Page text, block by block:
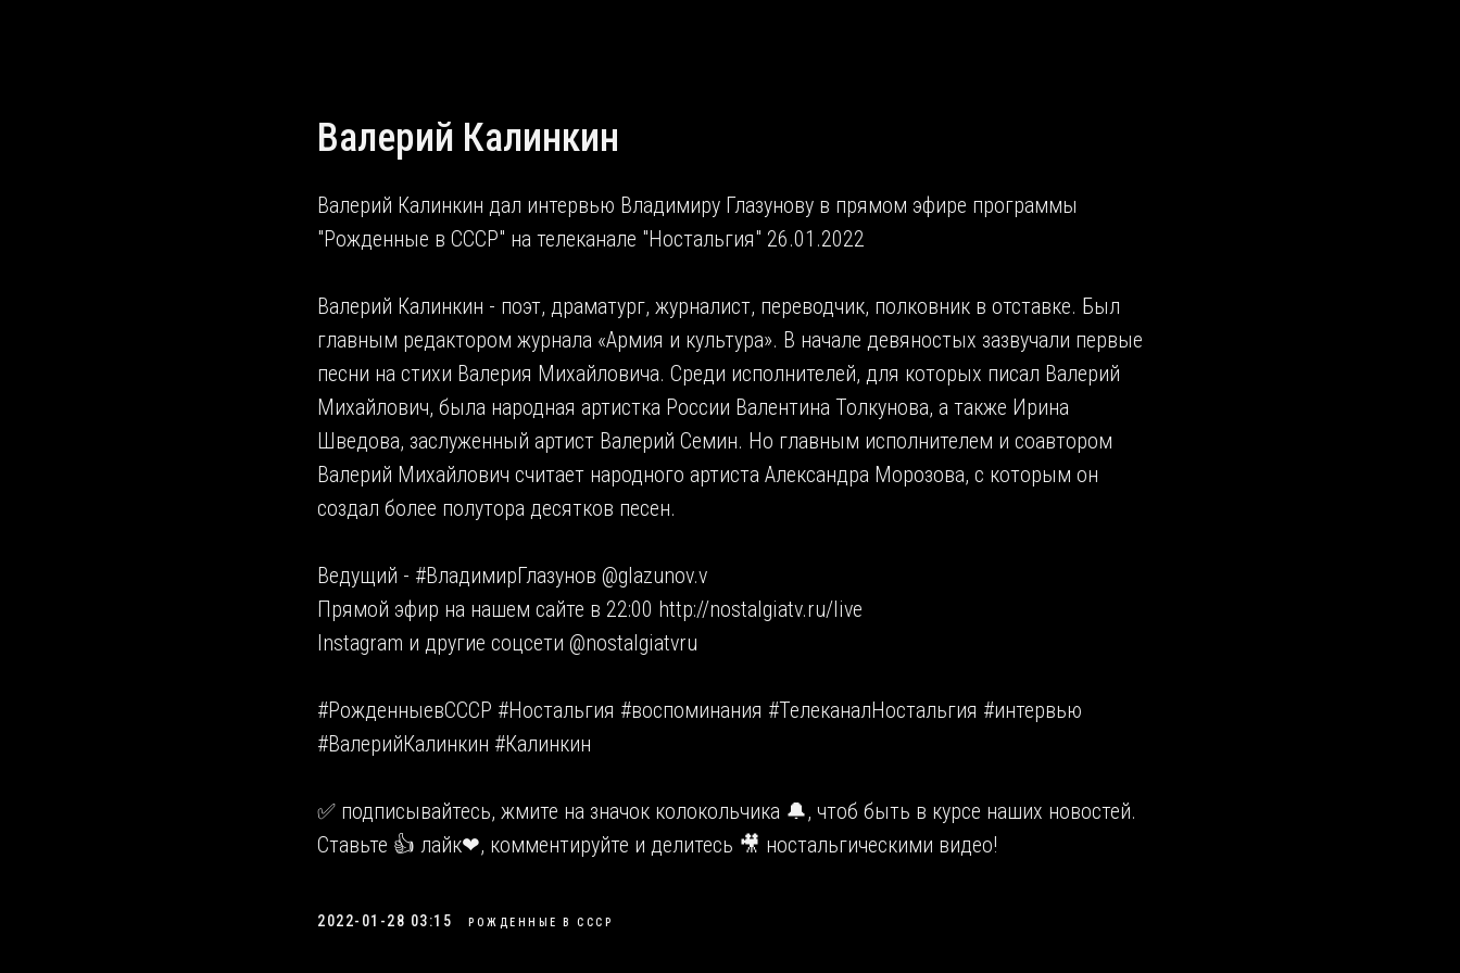
Валерий Калинкин
Валерий Калинкин дал интервью Владимиру Глазунову в прямом эфире программы
"Рожденные в СССР" на телеканале "Ностальгия" 26.01.2022
Валерий Калинкин - поэт, драматург, журналист, переводчик, полковник в отставке. Был
главным редактором журнала «Армия и культура». В начале девяностых зазвучали первые
песни на стихи Валерия Михайловича. Среди исполнителей, для которых писал Валерий
Михайлович, была народная артистка России Валентина Толкунова, а также Ирина
Шведова, заслуженный артист Валерий Семин. Но главным исполнителем и соавтором
Валерий Михайлович считает народного артиста Александра Морозова, с которым он
создал более полутора десятков песен.
Ведущий - #ВладимирГлазунов @glazunov.v
Прямой эфир на нашем сайте в 22:00 http://nostalgiatv.ru/live
Instagram и другие соцсети @nostalgiatvru
#РожденныевСССР #Ностальгия #воспоминания #ТелеканалНостальгия #интервью
#ВалерийКалинкин #Калинкин
✅ подписывайтесь, жмите на значок колокольчика 🔔, чтоб быть в курсе наших новостей.
Ставьте 👍 лайк❤, комментируйте и делитесь 🎥 ностальгическими видео!
2022-01-28 03:15 РОЖДЕННЫЕ В СССР